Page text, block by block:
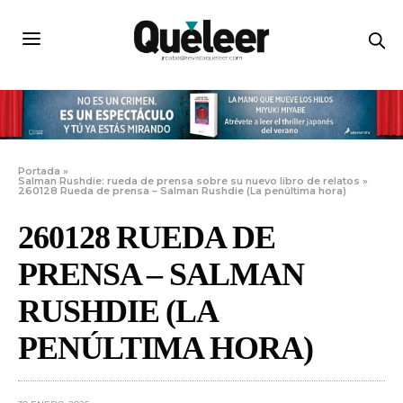
Portada »
Salman Rushdie: rueda de prensa sobre su nuevo libro de relatos »
260128 Rueda de prensa – Salman Rushdie (La penúltima hora)
260128 RUEDA DE
PRENSA – SALMAN
RUSHDIE (LA
PENÚLTIMA HORA)